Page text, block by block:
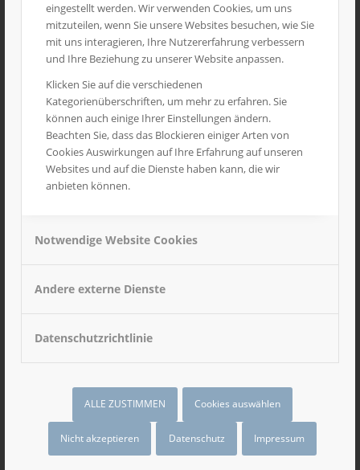
eingestellt werden. Wir verwenden Cookies, um uns
mitzuteilen, wenn Sie unsere Websites besuchen, wie Sie
mit uns interagieren, Ihre Nutzererfahrung verbessern
und Ihre Beziehung zu unserer Website anpassen.
Klicken Sie auf die verschiedenen
Kategorienüberschriften, um mehr zu erfahren. Sie
können auch einige Ihrer Einstellungen ändern.
Beachten Sie, dass das Blockieren einiger Arten von
Cookies Auswirkungen auf Ihre Erfahrung auf unseren
Websites und auf die Dienste haben kann, die wir
anbieten können.
Notwendige Website Cookies
Andere externe Dienste
Datenschutzrichtlinie
ALLE ZUSTIMMEN Cookies auswählen
Nicht akzeptieren Datenschutz Impressum
1 2 3 4 5
6000
Schulen
Anfrage Angebot